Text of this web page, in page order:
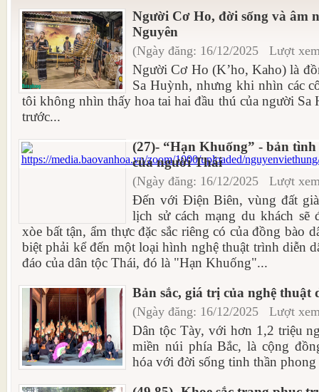
Người Cơ Ho, đời sống và âm
Nguyên
(Ngày đăng: 16/12/2025 Lượt
Người Cơ Ho (K’ho, Kaho) là
Sa Huỳnh, nhưng khi nhìn các
tôi không nhìn thấy hoa tai hai đầu thú của người Sa
trước...
(27)- “Hạn Khuống” - bản
của người Thái
(Ngày đăng: 16/12/2025 Lượt
Đến với Điện Biên, vùng đất
lịch sử cách mạng du khách sẽ
xòe bất tận, ẩm thực đặc sắc riêng có của đồng bào
biệt phải kể đến một loại hình nghệ thuật trình diễn
đáo của dân tộc Thái, đó là "Hạn Khuống"...
Bản sắc, giá trị của nghệ thuật
(Ngày đăng: 16/12/2025 Lượt
Dân tộc Tày, với hơn 1,2 triệu
miền núi phía Bắc, là cộng
hóa với đời sống tinh thần